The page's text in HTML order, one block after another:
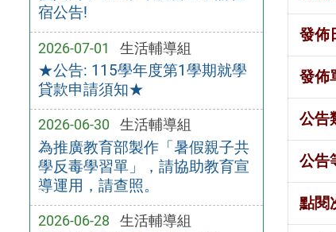
宿公告!
2026-07-01 生活輔導組
★公告: 115學年度第1學期就學
貸款申請須知★
2026-06-30 生活輔導組
為推廣教育部製作「暑假親子共
學反毒學習單」，請協助教育宣
導運用，請查照。
2026-06-28 生活輔導組
發佈
發佈
公告
公告
點閱